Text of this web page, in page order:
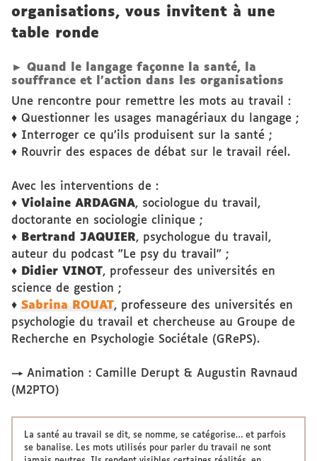
organisations, vous invitent à une
table ronde
► Quand le langage façonne la santé, la
souffrance et l’action dans les organisations
Une rencontre pour remettre les mots au travail :
♦ Questionner les usages managériaux du langage ;
♦ Interroger ce qu’ils produisent sur la santé ;
♦ Rouvrir des espaces de débat sur le travail réel.
Avec les interventions de :
♦ Violaine ARDAGNA, sociologue du travail,
doctorante en sociologie clinique ;
♦ Bertrand JAQUIER, psychologue du travail,
auteur du podcast "Le psy du travail" ;
♦ Didier VINOT, professeur des universités en
science de gestion ;
♦ Sabrina ROUAT, professeure des universités en
psychologie du travail et chercheuse au Groupe de
Recherche en Psychologie Sociétale (GRePS).
→ Animation : Camille Derupt & Augustin Ravnaud
(M2PTO)
La santé au travail se dit, se nomme, se catégorise… et parfois
se banalise. Les mots utilisés pour parler du travail ne sont